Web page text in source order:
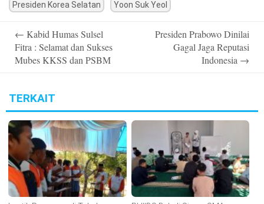
Presiden Korea Selatan Yoon Suk Yeol
navigation
← Kabid Humas Sulsel
Fitra : Selamat dan Sukses
Mubes KKSS dan PSBM
Presiden Prabowo Dinilai
Gagal Jaga Reputasi
Indonesia →
TERKAIT